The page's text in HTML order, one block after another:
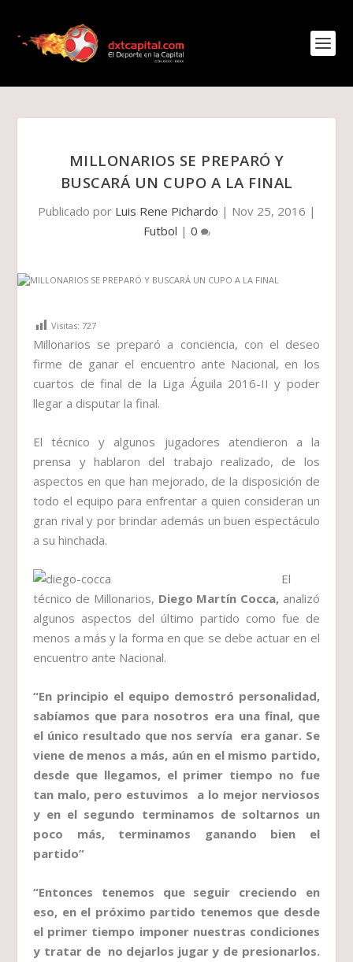
MILLONARIOS SE PREPARÓ Y
BUSCARÁ UN CUPO A LA FINAL
Publicado por Luis Rene Pichardo | Nov 25, 2016 |
Futbol | 0
Visitas: 727
Millonarios se preparó a conciencia, con el deseo
firme de ganar el encuentro ante Nacional, en los
cuartos de final de la Liga Águila 2016-II y poder
llegar a disputar la final.
El técnico y algunos jugadores atendieron a la
prensa y hablaron del trabajo realizado, de los
aspectos en que han mejorado, de la disposición de
todo el equipo para enfrentar a quien consideran un
gran rival y por brindar además un buen espectáculo
a su hinchada.
El
técnico de Millonarios, Diego Martín Cocca,analizó
algunos aspectos del último partido como fue de
menos a más y la forma en que se debe actuar en el
encuentro ante Nacional.
“En principio el equipo demostró personalidad,
sabíamos que para nosotros era una final, que
el único resultado que nos servía era ganar. Se
viene de menos a más, aún en el mismo partido,
desde que llegamos, el primer tiempo no fue
tan malo, pero estuvimos a lo mejor nerviosos
y en el segundo terminamos de soltarnos un
poco más, terminamos ganando bien el
partido”
“Entonces tenemos que seguir creciendo en
eso, en el próximo partido tenemos que desde
el primer tiempo imponer nuestras condiciones
y tratar de no dejarlos jugar y de presionarlos.